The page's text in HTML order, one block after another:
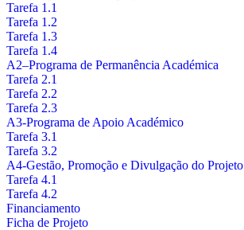
Tarefa 1.1
Tarefa 1.2
Tarefa 1.3
Tarefa 1.4
A2–Programa de Permanência Académica
Tarefa 2.1
Tarefa 2.2
Tarefa 2.3
A3-Programa de Apoio Académico
Tarefa 3.1
Tarefa 3.2
A4-Gestão, Promoção e Divulgação do Projeto
Tarefa 4.1
Tarefa 4.2
Financiamento
Ficha de Projeto